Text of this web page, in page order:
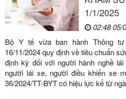
1/1/2025
02:48 05/
Bộ Y tế vừa ban hành Thông tư
16/11/2024 quy định về tiêu chuẩn
định kỳ đối với người hành nghề
người lái xe, người điều khiển xe
36/2024/TT-BYT có hiệu lực kể từ